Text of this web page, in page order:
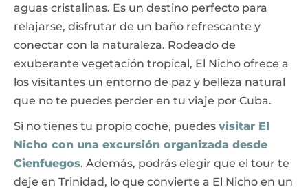
aguas cristalinas. Es un destino perfecto para
relajarse, disfrutar de un baño refrescante y
conectar con la naturaleza. Rodeado de
exuberante vegetación tropical, El Nicho ofrece a
los visitantes un entorno de paz y belleza natural
que no te puedes perder en tu viaje por Cuba.
Si no tienes tu propio coche, puedes visitar El
Nicho con una excursión organizada desde
Cienfuegos. Además, podrás elegir que el tour te
deje en Trinidad, lo que convierte a El Nicho en un